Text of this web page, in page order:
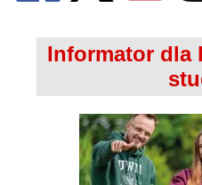
Informator dla